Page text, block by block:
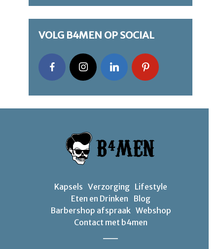
VOLG B4MEN OP SOCIAL
Kapsels Verzorging Lifestyle
Eten en Drinken
Blog
Barbershop afspraak Webshop
Contact met b4men